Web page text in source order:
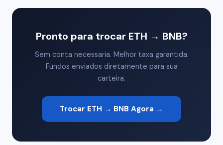
Pronto para trocar ETH → BNB?
Sem conta necessaria. Melhor taxa garantida.
Fundos enviados diretamente para sua
carteira.
Trocar ETH → BNB Agora →